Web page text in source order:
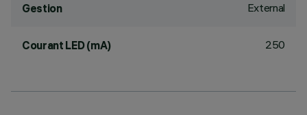
Gestion External
Courant LED (mA) 250